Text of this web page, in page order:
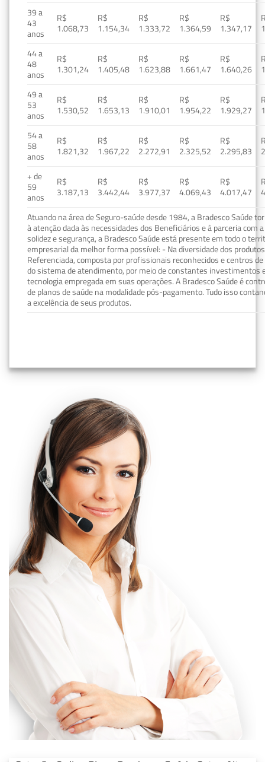
39 a
43
anos
R$
1.068,73
R$
1.154,34
R$
1.333,72
R$
1.364,59
R$
1.347,17
44 a
48
anos
R$
1.301,24
R$
1.405,48
R$
1.623,88
R$
1.661,47
R$
1.640,26
49 a
53
anos
R$
1.530,52
R$
1.653,13
R$
1.910,01
R$
1.954,22
R$
1.929,27
54 a
58
anos
R$
1.821,32
R$
1.967,22
R$
2.272,91
R$
2.325,52
R$
2.295,83
+ de
59
anos
R$
3.187,13
R$
3.442,44
R$
3.977,37
R$
4.069,43
R$
4.017,47
Atuando na área de Seguro-saúde desde 1984, a Bradesco Saúde
à atenção dada às necessidades dos Beneficiários e à parceria com
solidez e segurança, a Bradesco Saúde está presente em todo o
empresarial da melhor forma possível: - Na diversidade dos
Referenciada, composta por profissionais reconhecidos e centros
do sistema de atendimento, por meio de constantes investimentos
tecnologia empregada em suas operações. A Bradesco Saúde é
de planos de saúde na modalidade pós-pagamento. Tudo isso
a excelência de seus produtos.